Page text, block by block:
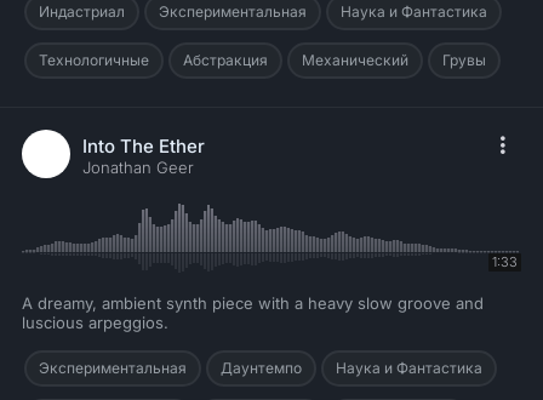
Индастриал Экспериментальная Наука и Фантастика
Технологичные Абстракция Механический Грувы
Into The Ether
Jonathan Geer
1:33
A dreamy, ambient synth piece with a heavy slow groove and
luscious arpeggios.
Экспериментальная Даунтемпо Наука и Фантастика